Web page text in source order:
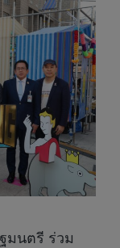
มนตรี ร่วม